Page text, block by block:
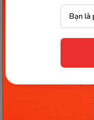
đầu/kết thúc hoạt
trên khóa học
Monkey Junior.